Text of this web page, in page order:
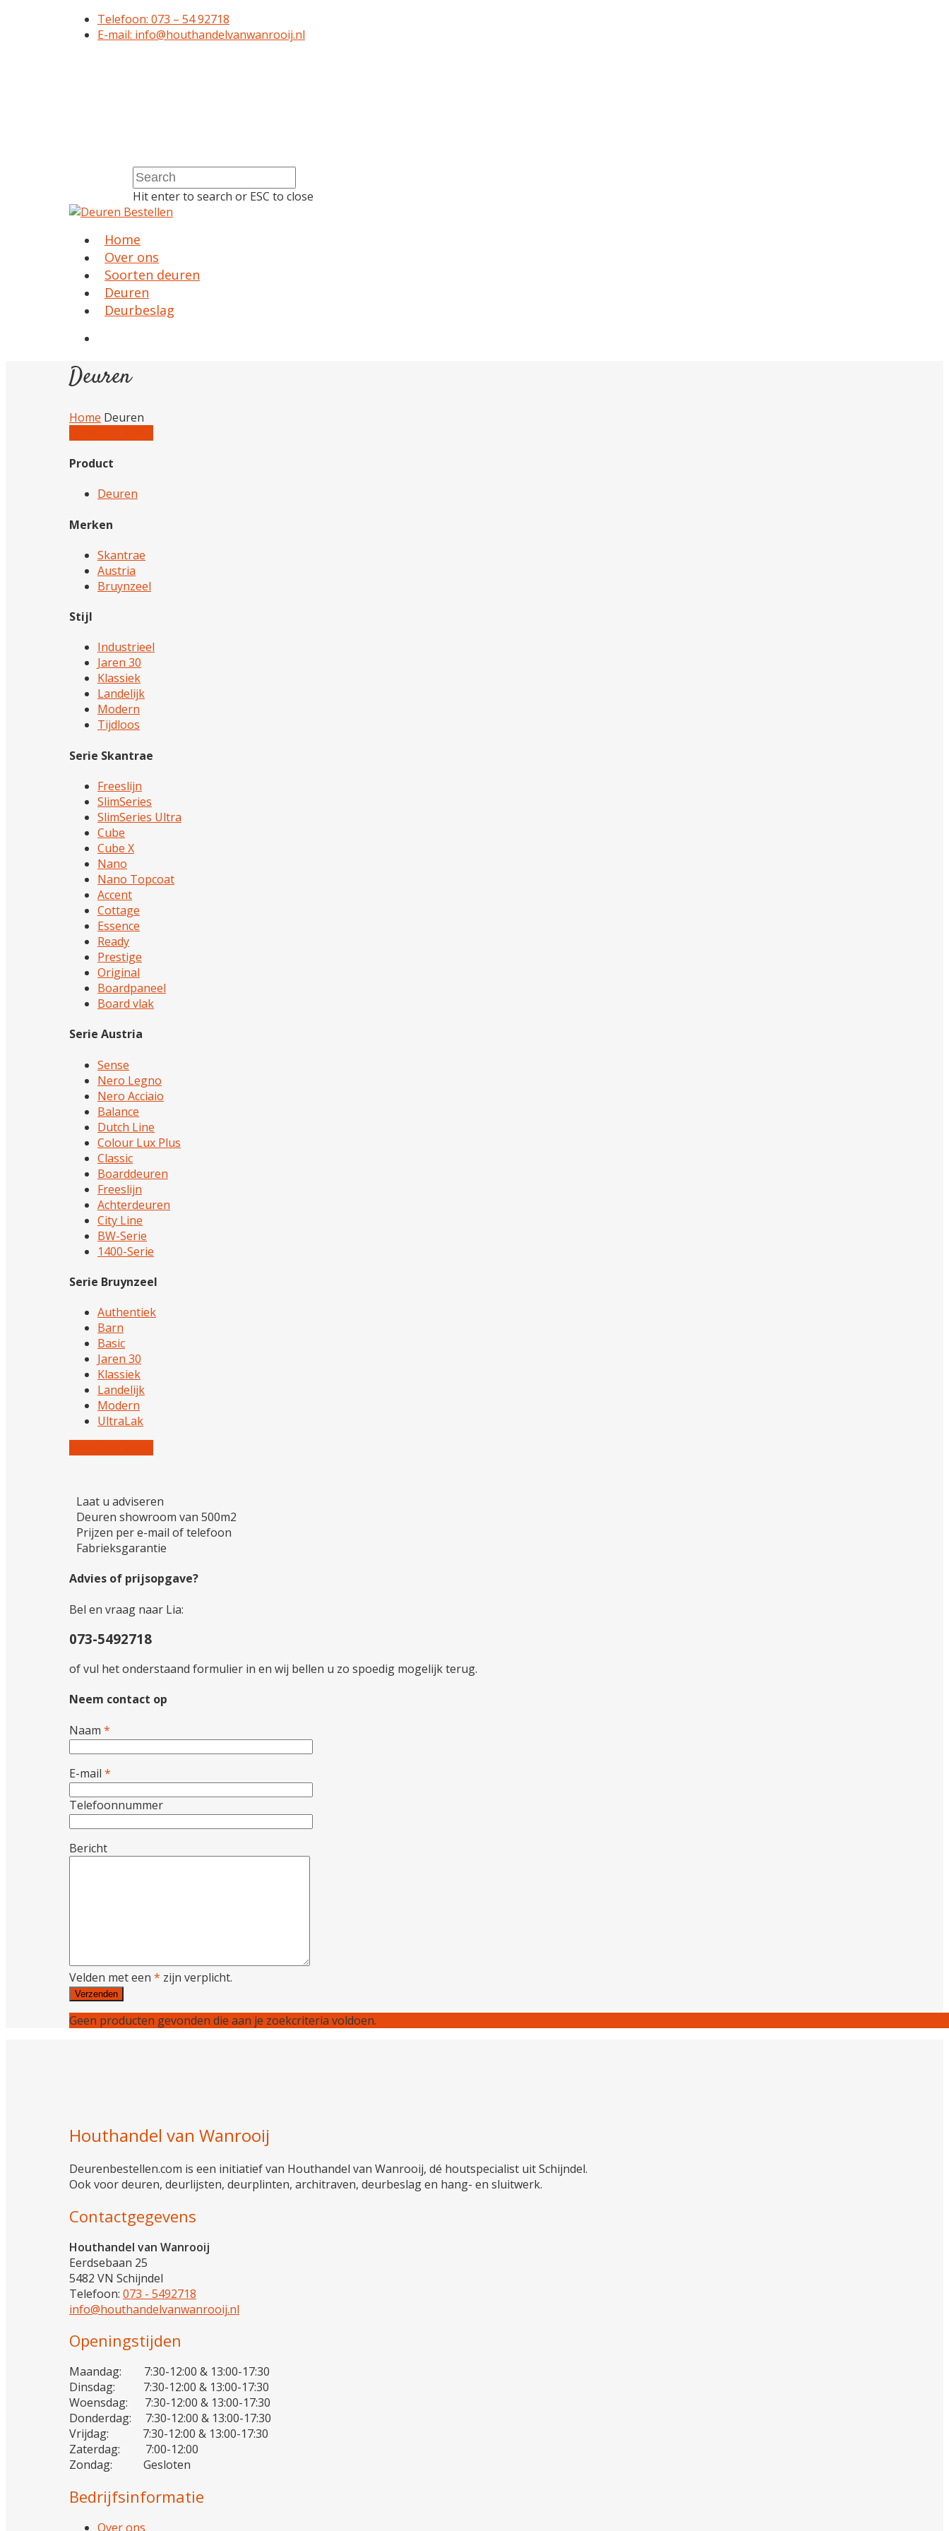
Telefoon: 073 – 54 92718
E-mail: info@houthandelvanwanrooij.nl
Hit enter to search or ESC to close
Home
Over ons
Soorten deuren
Deuren
Deurbeslag
Deuren
Home Deuren
Product
Deuren
Merken
Skantrae
Austria
Bruynzeel
Stijl
Industrieel
Jaren 30
Klassiek
Landelijk
Modern
Tijdloos
Serie Skantrae
Freeslijn
SlimSeries
SlimSeries Ultra
Cube
Cube X
Nano
Nano Topcoat
Accent
Cottage
Essence
Ready
Prestige
Original
Boardpaneel
Board vlak
Serie Austria
Sense
Nero Legno
Nero Acciaio
Balance
Dutch Line
Colour Lux Plus
Classic
Boarddeuren
Freeslijn
Achterdeuren
City Line
BW-Serie
1400-Serie
Serie Bruynzeel
Authentiek
Barn
Basic
Jaren 30
Klassiek
Landelijk
Modern
UltraLak
Laat u adviseren
Deuren showroom van 500m2
Prijzen per e-mail of telefoon
Fabrieksgarantie
Advies of prijsopgave?
Bel en vraag naar Lia:
073-5492718
of vul het onderstaand formulier in en wij bellen u zo spoedig mogelijk terug.
Neem contact op
Naam *
E-mail *
Telefoonnummer
Bericht
Velden met een * zijn verplicht.
Geen producten gevonden die aan je zoekcriteria voldoen.
Houthandel van Wanrooij
Deurenbestellen.com is een initiatief van Houthandel van Wanrooij, dé houtspecialist uit Schijndel.
Ook voor deuren, deurlijsten, deurplinten, architraven, deurbeslag en hang- en sluitwerk.
Contactgegevens
Houthandel van Wanrooij
Eerdsebaan 25
5482 VN Schijndel
Telefoon: 073 - 5492718
info@houthandelvanwanrooij.nl
Openingstijden
Maandag: 7:30-12:00 & 13:00-17:30
Dinsdag: 7:30-12:00 & 13:00-17:30
Woensdag: 7:30-12:00 & 13:00-17:30
Donderdag: 7:30-12:00 & 13:00-17:30
Vrijdag: 7:30-12:00 & 13:00-17:30
Zaterdag: 7:00-12:00
Zondag: Gesloten
Bedrijfsinformatie
Over ons